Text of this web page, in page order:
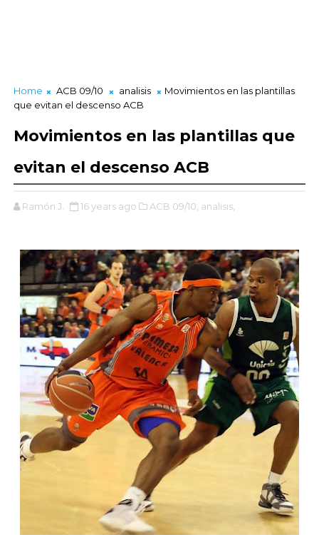
Home ACB 09/10 analisis
Movimientos en las plantillas
que evitan el descenso ACB
Movimientos en las plantillas que
evitan el descenso ACB
Ramón J. 16 years ago ACB 09/10, analisis,